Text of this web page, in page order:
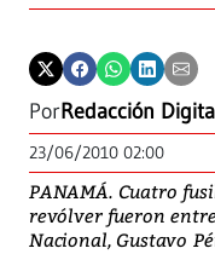
PorRedacción
23/06/2010 02:00
PANAMÁ. Cuatro
revólver fueron
Nacional, Gustavo